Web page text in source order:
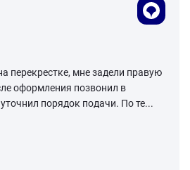
перекрестке, мне задели правую
оформления позвонил в
порядок подачи. По те...